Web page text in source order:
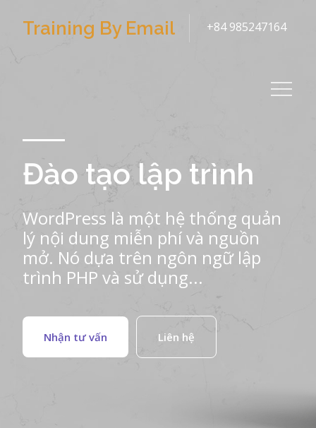
Training By Email +84 985247164
Đào tạo lập trình
WordPress là một hệ thống quản
lý nội dung miễn phí và nguồn
mở. Nó dựa trên ngôn ngữ lập
trình PHP và sử dụng...
Nhận tư vấn Liên hệ